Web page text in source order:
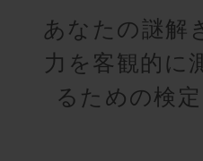
あなたの謎解
力を客観的に
るための検定